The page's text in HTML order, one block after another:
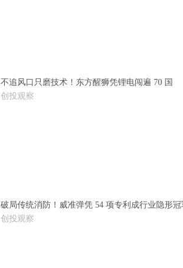
不追风口只磨技术！东方醒狮凭锂电闯遍 70 国
创投观察
破局传统消防！威准弹凭 54 项专利成行业隐形冠
创投观察